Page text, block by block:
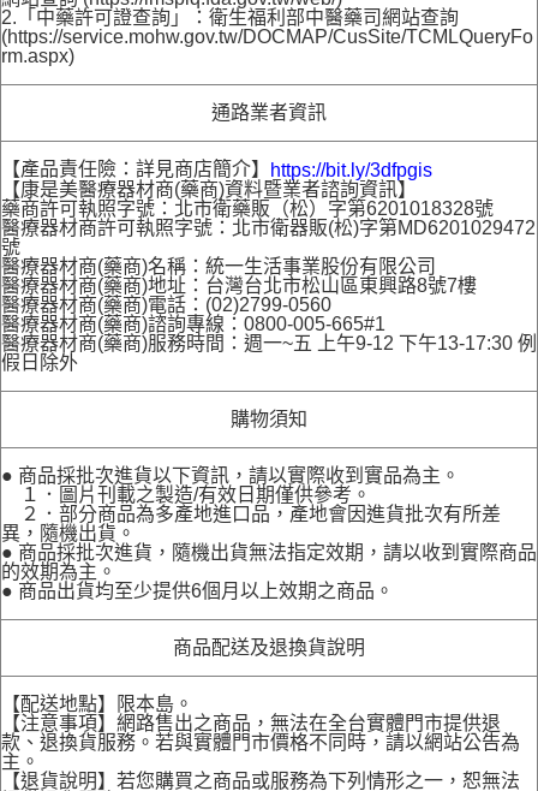
2.「中藥許可證查詢」：衛生福利部中醫藥司網站查詢
(https://service.mohw.gov.tw/DOCMAP/CusSite/TCMLQueryFo
rm.aspx)
通路業者資訊
【產品責任險：詳見商店簡介】
https://bit.ly/3dfpgis
【康是美醫療器材商(藥商)資料暨業者諮詢資訊】
藥商許可執照字號：北市衛藥販（松）字第6201018328號
醫療器材商許可執照字號：北市衛器販(松)字第MD6201029472
號
醫療器材商(藥商)名稱：統一生活事業股份有限公司
醫療器材商(藥商)地址：台灣台北市松山區東興路8號7樓
醫療器材商(藥商)電話：(02)2799-0560
醫療器材商(藥商)諮詢專線：0800-005-665#1
醫療器材商(藥商)服務時間：週一~五 上午9-12 下午13-17:30 例
假日除外
購物須知
● 商品採批次進貨以下資訊，請以實際收到實品為主。
１．圖片刊載之製造/有效日期僅供參考。
２．部分商品為多產地進口品，產地會因進貨批次有所差
異，隨機出貨。
● 商品採批次進貨，隨機出貨無法指定效期，請以收到實際商品
的效期為主。
● 商品出貨均至少提供6個月以上效期之商品。
商品配送及退換貨說明
【配送地點】限本島。
【注意事項】網路售出之商品，無法在全台實體門市提供退
款、退換貨服務。若與實體門市價格不同時，請以網站公告為
主。
【退貨說明】若您購買之商品或服務為下列情形之一，恕無法